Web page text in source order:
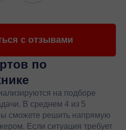
с отзывами
по
на подборе
В среднем 4 из 5
сможете решить напрямую
Если ситуация требует